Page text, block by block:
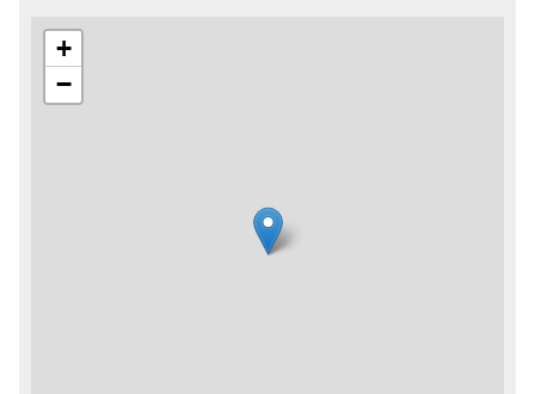
+
−